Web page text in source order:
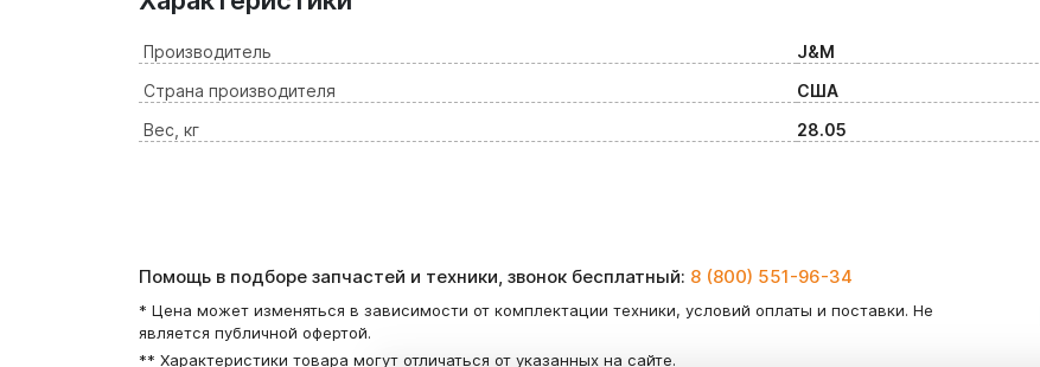
Производитель
J&M
Страна производителя
США
Вес, кг
28.05
Помощь в подборе запчастей и техники, звонок бесплатный: 8 (800) 551-96-34
* Цена может изменяться в зависимости от комплектации техники, условий оплаты и поставки. Не
является публичной офертой.
** Характеристики товара могут отличаться от указанных на сайте.